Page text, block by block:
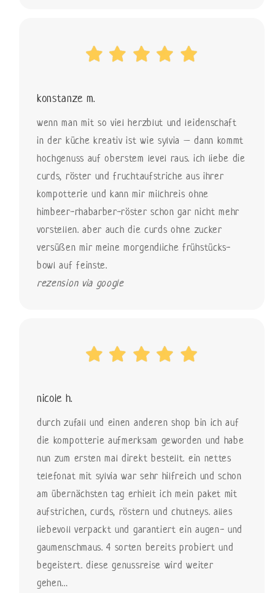
konstanze m.
wenn man mit so viel herzblut und leidenschaft
in der küche kreativ ist wie sylvia – dann kommt
hochgenuss auf oberstem level raus. ich liebe die
curds, röster und fruchtaufstriche aus ihrer
kompotterie und kann mir milchreis ohne
himbeer-rhabarber-röster schon gar nicht mehr
vorstellen. aber auch die curds ohne zucker
versüßen mir meine morgendliche frühstücks-
bowl auf feinste.
rezension via google
nicole h.
durch zufall und einen anderen shop bin ich auf
die kompotterie aufmerksam geworden und habe
nun zum ersten mal direkt bestellt. ein nettes
telefonat mit sylvia war sehr hilfreich und schon
am übernächsten tag erhielt ich mein paket mit
aufstrichen, curds, röstern und chutneys. alles
liebevoll verpackt und garantiert ein augen- und
gaumenschmaus. 4 sorten bereits probiert und
begeistert. diese genussreise wird weiter
gehen…